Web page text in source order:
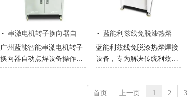
样与设备非标定制，直观展
示自动化精密焊接生产全过
程。
观展示焊接过程，助力企业
案。
· 串激电机转子换向器自动点焊设备操作视频
广州蓝能智能串激电机转子
换向器自动点焊设备操作视
频。设备采用高刚性焊接机
· 蓝能利兹线免脱漆热熔焊接设备 | 高效可靠，赋能智能制造
蓝能利兹线免脱漆热熔焊接
设备，专为解决传统利兹线
焊接剥漆耗时、易损线材痛
可直接通过专用热熔焊接机
首页 上一页 1 2 3